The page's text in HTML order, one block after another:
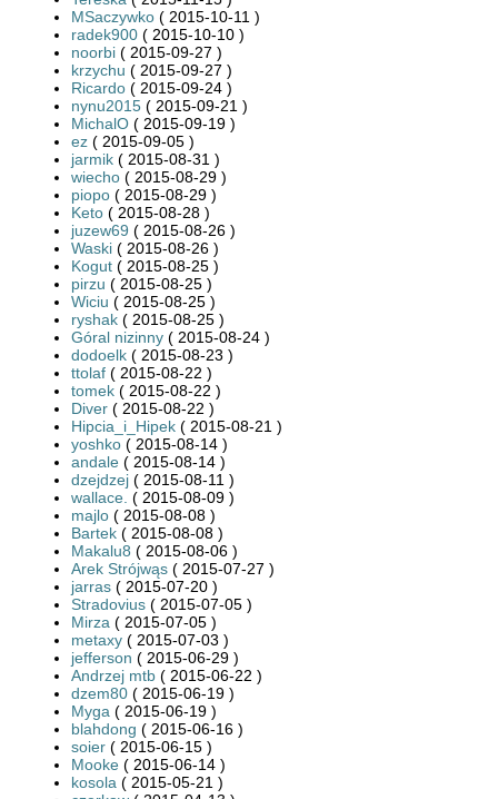
MSaczywko ( 2015-10-11 )
radek900 ( 2015-10-10 )
noorbi ( 2015-09-27 )
krzychu ( 2015-09-27 )
Ricardo ( 2015-09-24 )
nynu2015 ( 2015-09-21 )
MichalO ( 2015-09-19 )
ez ( 2015-09-05 )
jarmik ( 2015-08-31 )
wiecho ( 2015-08-29 )
piopo ( 2015-08-29 )
Keto ( 2015-08-28 )
juzew69 ( 2015-08-26 )
Waski ( 2015-08-26 )
Kogut ( 2015-08-25 )
pirzu ( 2015-08-25 )
Wiciu ( 2015-08-25 )
ryshak ( 2015-08-25 )
Góral nizinny ( 2015-08-24 )
dodoelk ( 2015-08-23 )
ttolaf ( 2015-08-22 )
tomek ( 2015-08-22 )
Diver ( 2015-08-22 )
Hipcia_i_Hipek ( 2015-08-21 )
yoshko ( 2015-08-14 )
andale ( 2015-08-14 )
dzejdzej ( 2015-08-11 )
wallace. ( 2015-08-09 )
majlo ( 2015-08-08 )
Bartek ( 2015-08-08 )
Makalu8 ( 2015-08-06 )
Arek Strójwąs ( 2015-07-27 )
jarras ( 2015-07-20 )
Stradovius ( 2015-07-05 )
Mirza ( 2015-07-05 )
metaxy ( 2015-07-03 )
jefferson ( 2015-06-29 )
Andrzej mtb ( 2015-06-22 )
dzem80 ( 2015-06-19 )
Myga ( 2015-06-19 )
blahdong ( 2015-06-16 )
soier ( 2015-06-15 )
Mooke ( 2015-06-14 )
kosola ( 2015-05-21 )